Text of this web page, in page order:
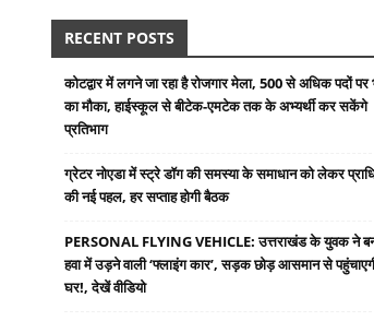
RECENT POSTS
कोटद्वार में लगने जा रहा है रोजगार मेला, 500 से अधिक पदों पर
का मौका, हाईस्कूल से बीटेक-एमटेक तक के अभ्यर्थी कर सकेंगे
प्रतिभाग
ग्रेटर नोएडा में स्ट्रे डॉग की समस्या के समाधान को लेकर
की नई पहल, हर सप्ताह होगी बैठक
PERSONAL FLYING VEHICLE: उत्तराखंड के युवक ने
हवा में उड़ने वाली ‘फ्लाइंग कार’, सड़क छोड़ आसमान से
घर!, देखें वीडियो